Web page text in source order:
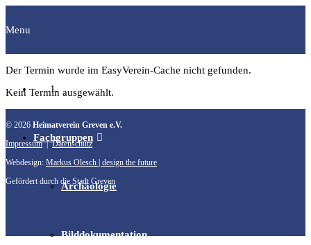
Menu
Startseite
Fachgruppen
Archäologie
Bilddokumentation
Der Termin wurde im EasyVerein-Cache nicht gefunden.
Kein Termin ausgewählt.
© 2026 Heimatverein Greven e.V.
Impressum|Datenschutz
Webdesign: Markus Olesch | design the future
Gefördert durch die Stadt Greven